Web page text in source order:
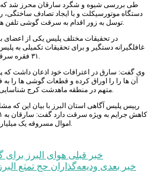
دستگاه موتورسیکلت و با ایجاد تصادف ساختگی،
توسل به زور اقدام به سرقت گوشی تلفن همراه، وجه نقد و طلای آن ها می کردند.
در تحقیقات مختلف پلیس یکی از اعضای
غافلگیرانه دستگیر و برای تحقیقات تکمیلی به
۳۱ فقره سرقت با همدستی ۲ نفر دیگر اعتراف کرد.
وی گفت: سارق در اعترافات خود اذعان داشت
متهم در منطقه ماهدشت کرج شناسایی و دریک عملیات پلیسی دستگیر شدند.
رییس پلیس آگاهی استان البرز با بیان این که
اموال مسروقه یک میلیارد و ۱۰۰ میلیون ریال برآورد شده است.
خبر قبلی هوای البرز
خبر بعدی ودیعه‌گذاران حج تمتع